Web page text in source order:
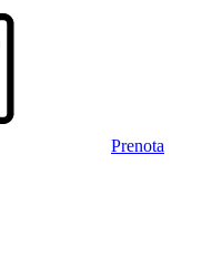
Prenota